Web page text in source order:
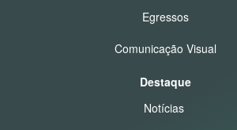
Egressos
Comunicação Visual
Destaque
Notícias